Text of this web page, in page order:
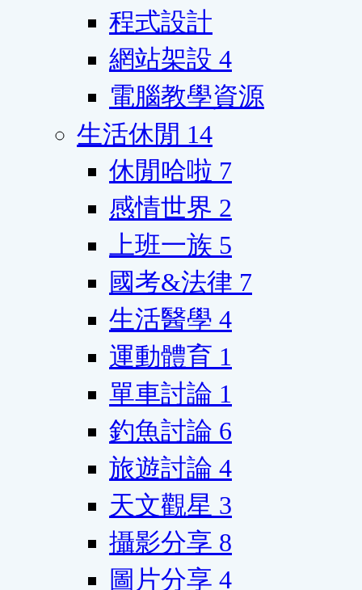
程式設計
網站架設 4
電腦教學資源
生活休閒 14
休閒哈啦 7
感情世界 2
上班一族 5
國考&法律 7
生活醫學 4
運動體育 1
單車討論 1
釣魚討論 6
旅遊討論 4
天文觀星 3
攝影分享 8
圖片分享 4